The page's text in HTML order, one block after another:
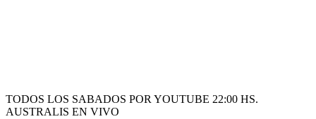
TODOS LOS SABADOS POR YOUTUBE 22:00 HS.
AUSTRALIS EN VIVO